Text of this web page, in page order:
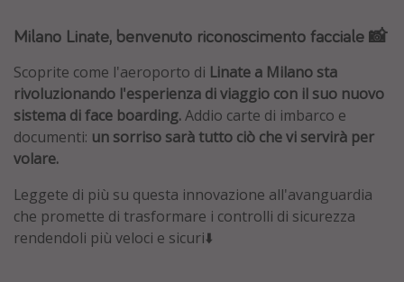
Baleari
Egitto
Tunisia
Malta
Canarie
Capo Verde
Tipo di vacanza
Milano Linate, benvenuto riconoscimento facciale 📸
Scoprite come l'aeroporto di Linate a Milano sta
rivoluzionando l'esperienza di viaggio con il suo nuovo
sistema di face boarding.Addio carte di imbarco e
documenti: un sorriso sarà tutto ciò che vi servirà per
volare.
Leggete di più su questa innovazione all'avanguardia
che promette di trasformare i controlli di sicurezza
rendendoli più veloci e sicuri⬇️